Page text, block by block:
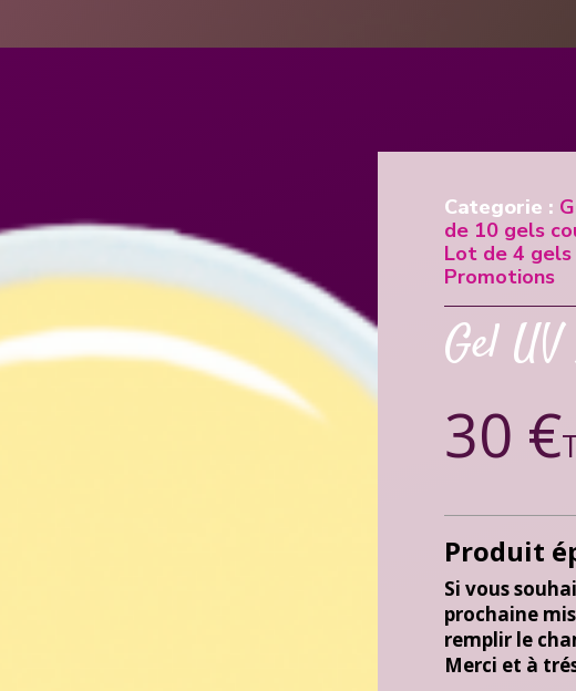
Categorie :
de 10 gels
Lot de 4
Promotions
Gel
30 €
Produit
Si vous
prochaine
remplir le
Merci et à